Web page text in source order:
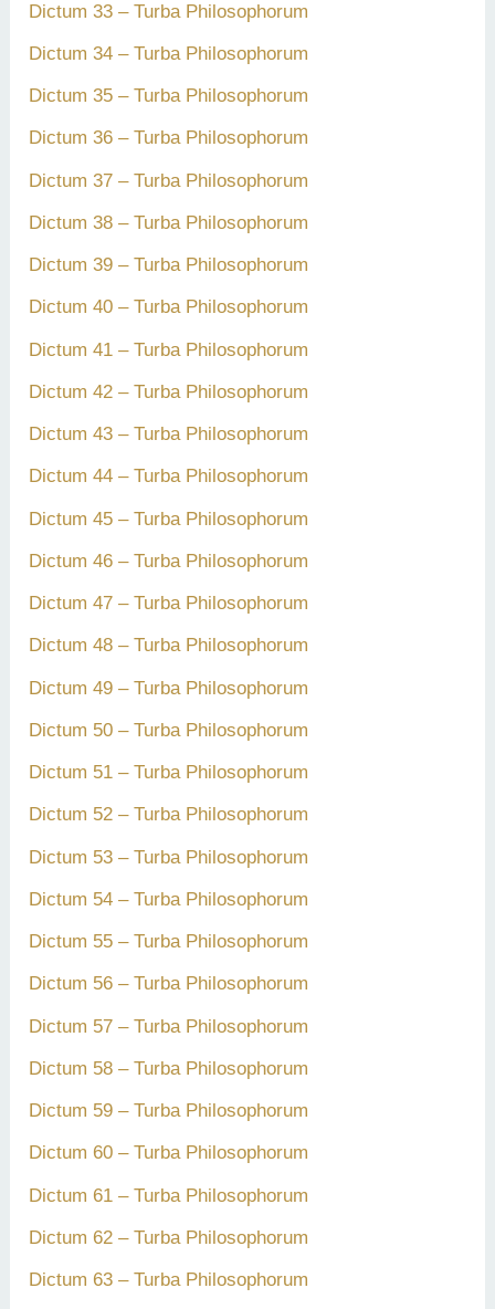
Dictum 33 – Turba Philosophorum
Dictum 34 – Turba Philosophorum
Dictum 35 – Turba Philosophorum
Dictum 36 – Turba Philosophorum
Dictum 37 – Turba Philosophorum
Dictum 38 – Turba Philosophorum
Dictum 39 – Turba Philosophorum
Dictum 40 – Turba Philosophorum
Dictum 41 – Turba Philosophorum
Dictum 42 – Turba Philosophorum
Dictum 43 – Turba Philosophorum
Dictum 44 – Turba Philosophorum
Dictum 45 – Turba Philosophorum
Dictum 46 – Turba Philosophorum
Dictum 47 – Turba Philosophorum
Dictum 48 – Turba Philosophorum
Dictum 49 – Turba Philosophorum
Dictum 50 – Turba Philosophorum
Dictum 51 – Turba Philosophorum
Dictum 52 – Turba Philosophorum
Dictum 53 – Turba Philosophorum
Dictum 54 – Turba Philosophorum
Dictum 55 – Turba Philosophorum
Dictum 56 – Turba Philosophorum
Dictum 57 – Turba Philosophorum
Dictum 58 – Turba Philosophorum
Dictum 59 – Turba Philosophorum
Dictum 60 – Turba Philosophorum
Dictum 61 – Turba Philosophorum
Dictum 62 – Turba Philosophorum
Dictum 63 – Turba Philosophorum